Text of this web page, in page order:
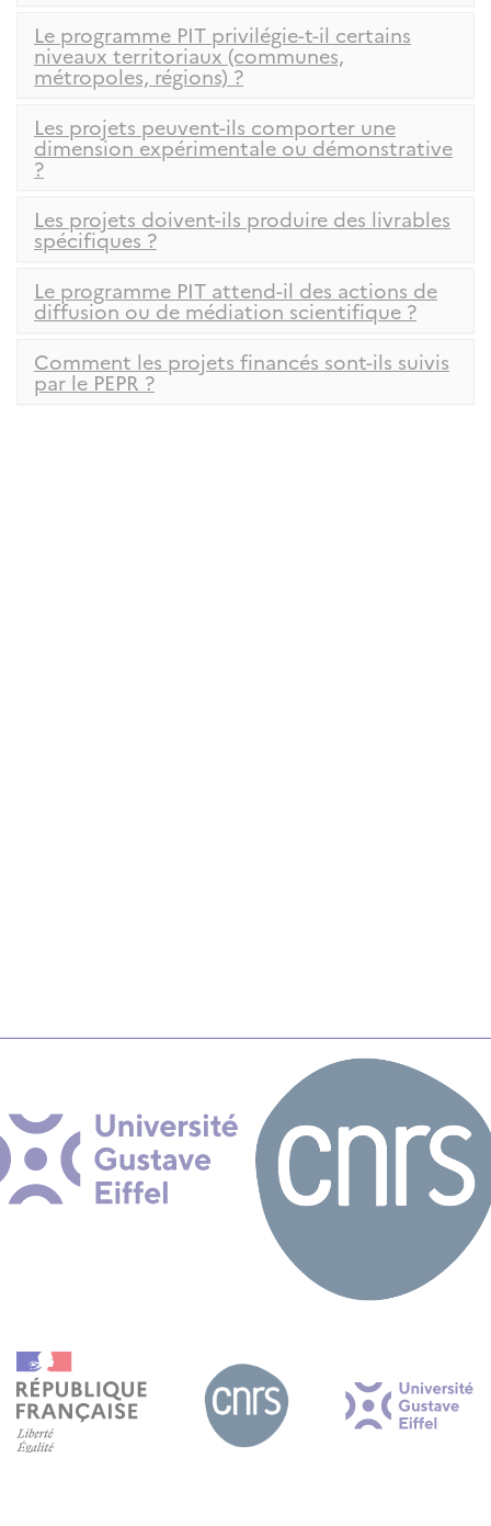
Le programme PIT privilégie-t-il certains
niveaux territoriaux (communes,
métropoles, régions) ?
Les projets peuvent-ils comporter une
dimension expérimentale ou démonstrative
?
Les projets doivent-ils produire des livrables
spécifiques ?
Le programme PIT attend-il des actions de
diffusion ou de médiation scientifique ?
Comment les projets financés sont-ils suivis
par le PEPR ?